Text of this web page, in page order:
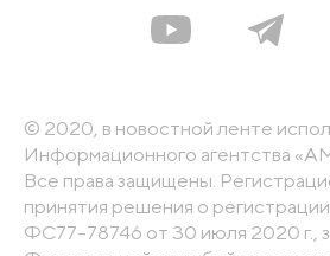
© 2020, в новостной ленте
Информационного агентства
Все права защищены.
принятия решения о
ФС77-78746 от 30 июля 2020 г.,